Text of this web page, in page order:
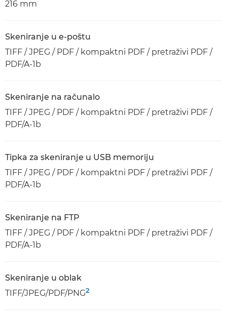
216 mm
Skeniranje u e-poštu
TIFF / JPEG / PDF / kompaktni PDF / pretraživi PDF /
PDF/A-1b
Skeniranje na računalo
TIFF / JPEG / PDF / kompaktni PDF / pretraživi PDF /
PDF/A-1b
Tipka za skeniranje u USB memoriju
TIFF / JPEG / PDF / kompaktni PDF / pretraživi PDF /
PDF/A-1b
Skeniranje na FTP
TIFF / JPEG / PDF / kompaktni PDF / pretraživi PDF /
PDF/A-1b
Skeniranje u oblak
TIFF/JPEG/PDF/PNG2